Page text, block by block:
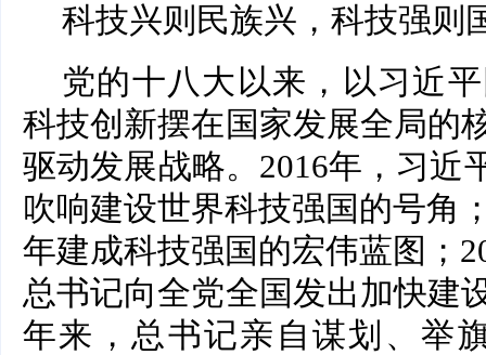
科技兴则民族兴，科技强则
党的十八大以来，以习近
科技创新摆在国家发展全局的
驱动发展战略。2016年，习近
吹响建设世界科技强国的号角
年建成科技强国的宏伟蓝图；
总书记向全党全国发出加快建
年来，总书记亲自谋划、